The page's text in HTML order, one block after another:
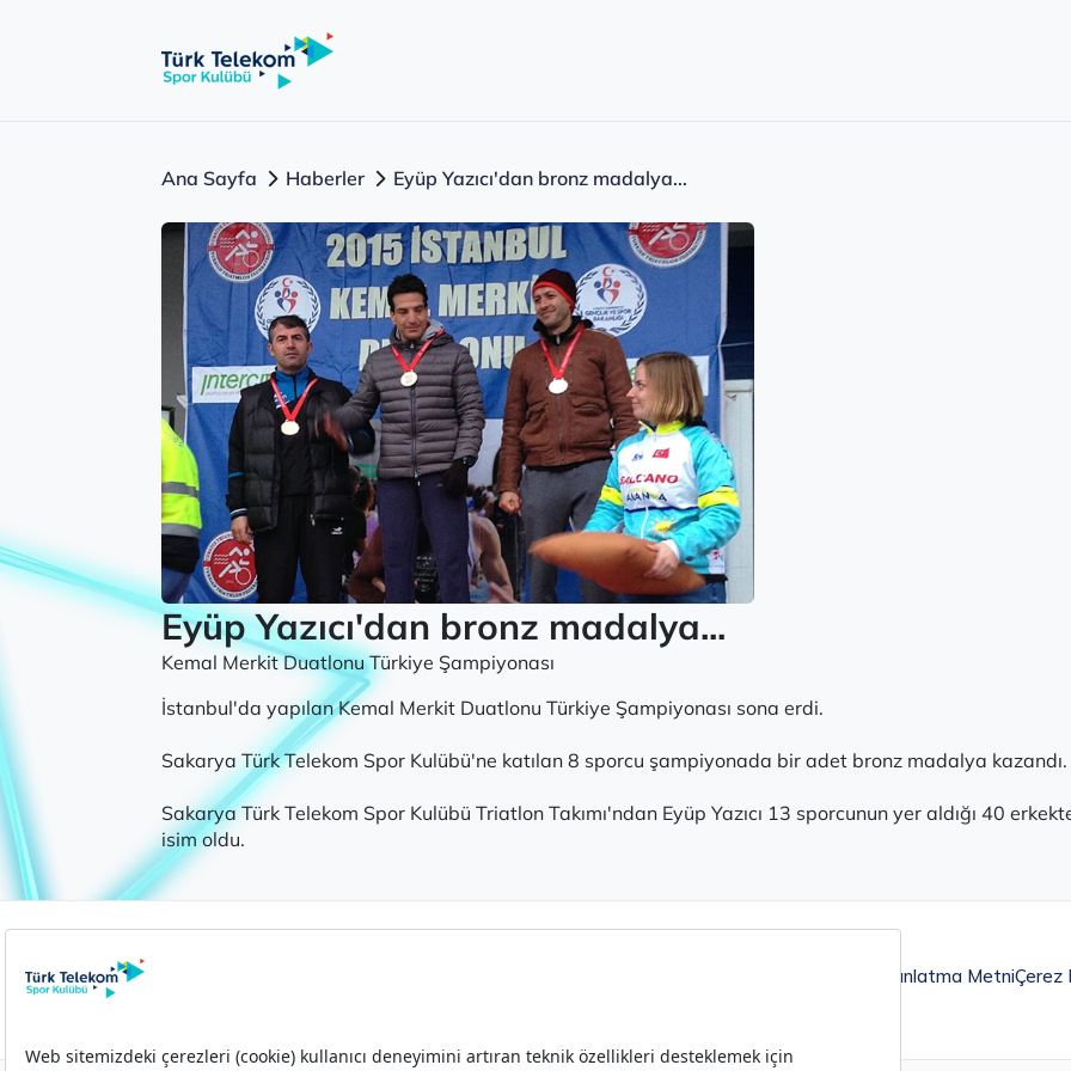
Ana Sayfa Haberler Eyüp Yazıcı'dan bronz madalya...
Eyüp Yazıcı'dan bronz madalya...
Kemal Merkit Duatlonu Türkiye Şampiyonası
İstanbul'da yapılan Kemal Merkit Duatlonu Türkiye Şampiyonası sona erdi.
Sakarya Türk Telekom Spor Kulübü'ne katılan 8 sporcu şampiyonada bir adet bronz madalya kazandı.
Sakarya Türk Telekom Spor Kulübü Triatlon Takımı'ndan Eyüp Yazıcı 13 sporcunun yer aldığı 40
isim oldu.
Aydınlatma MetniÇerez